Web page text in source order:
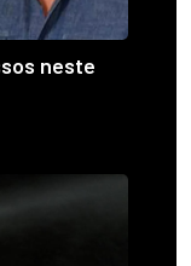
neste